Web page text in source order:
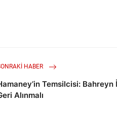
HABER
Temsilcisi: Bahreyn
Alınmalı